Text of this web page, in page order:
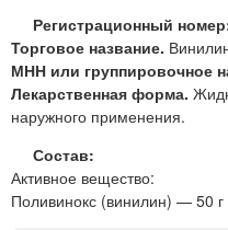
т
к
и
М
а
л
а
н
Регистрационный
Торговое название.
МНН или группировочное
Лекарственная форма.
наружного применения.
Состав:
Активное вещество:
Поливинокс (винилин) — 50 г